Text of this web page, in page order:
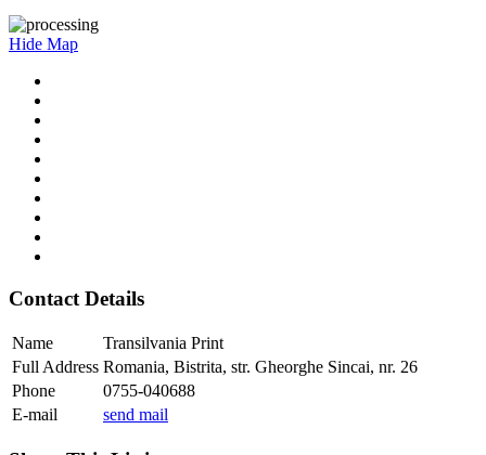
Hide Map
Contact Details
Name
Transilvania Print
Full Address Romania, Bistrita, str. Gheorghe Sincai, nr. 26
Phone
0755-040688
E-mail
send mail